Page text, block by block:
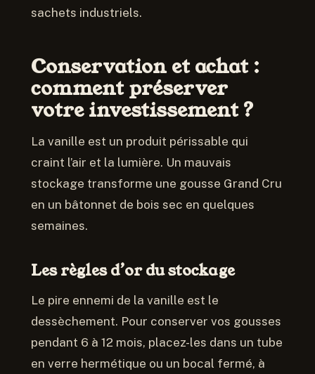
sachets industriels.
Conservation et achat :
comment préserver
votre investissement ?
La vanille est un produit périssable qui
craint l’air et la lumière. Un mauvais
stockage transforme une gousse Grand Cru
en un bâtonnet de bois sec en quelques
semaines.
Les règles d’or du stockage
Le pire ennemi de la vanille est le
dessèchement. Pour conserver vos gousses
pendant 6 à 12 mois, placez-les dans un tube
en verre hermétique ou un bocal fermé, à